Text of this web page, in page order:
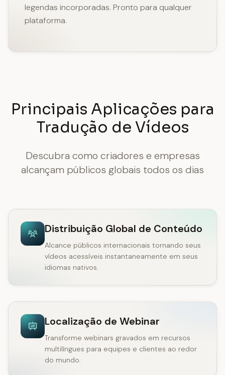
legendas incorporadas. Pronto para qualquer
plataforma.
Principais Aplicações para
Tradução de Vídeos
Descubra como criadores e empresas
alcançam públicos globais todos os dias
Distribuição Global de Conteúdo
Alcance públicos internacionais tornando seus
vídeos acessíveis instantaneamente em seus
idiomas nativos.
Localização de Webinar
Transforme webinars gravados em recursos
multilíngues para equipes e clientes ao redor
do mundo.